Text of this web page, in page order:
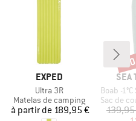
MARQUE
EXPED
Article
Ultra 3R
Product group
Matelas de camping
Prix
à partir de 189,95 €
SEA
Article
Boab -1°C
Product
Sac de
-